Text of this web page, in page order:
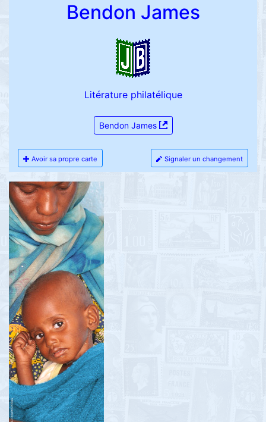
Bendon James
Litérature philatélique
Bendon James
Avoir sa propre carte Signaler un changement